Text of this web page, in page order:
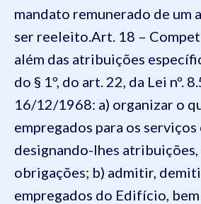
mandato remunerado de um
ser reeleito.Art. 18 –
além das atribuições
do § 1º, do art. 22, da Lei nº.
16/12/1968: a) organizar o
empregados para os serviços
designando-lhes atribuições,
obrigações; b) admitir,
empregados do Edifício,